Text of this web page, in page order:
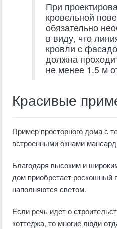
При
кровельной
обязательно
в виду, что
кровли с
должна
не менее 1.5 м
Красивые
Пример просторного дома с
встроенными окнами
Благодаря высоким и
дом приобретает роскошный
наполняются светом.
Если речь идет о
коттеджа, то многие люди